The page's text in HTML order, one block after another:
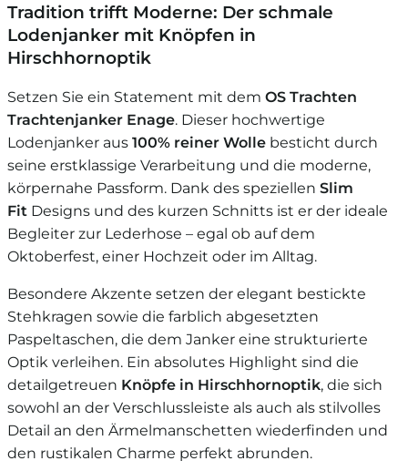
Tradition trifft Moderne: Der schmale
Lodenjanker mit Knöpfen in
Hirschhornoptik
Setzen Sie ein Statement mit dem OS Trachten
Trachtenjanker Enage. Dieser hochwertige
Lodenjanker aus 100% reiner Wolle besticht durch
seine erstklassige Verarbeitung und die moderne,
körpernahe Passform. Dank des speziellen Slim
Fit Designs und des kurzen Schnitts ist er der ideale
Begleiter zur Lederhose – egal ob auf dem
Oktoberfest, einer Hochzeit oder im Alltag.
Besondere Akzente setzen der elegant bestickte
Stehkragen sowie die farblich abgesetzten
Paspeltaschen, die dem Janker eine strukturierte
Optik verleihen. Ein absolutes Highlight sind die
detailgetreuen Knöpfe in Hirschhornoptik, die sich
sowohl an der Verschlussleiste als auch als stilvolles
Detail an den Ärmelmanschetten wiederfinden und
den rustikalen Charme perfekt abrunden.